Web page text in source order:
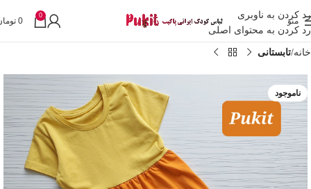
رد کردن به ناوبری
رد کردن به محتوای اصلی
منو
0
0
خانه تابستانی
ناموجود